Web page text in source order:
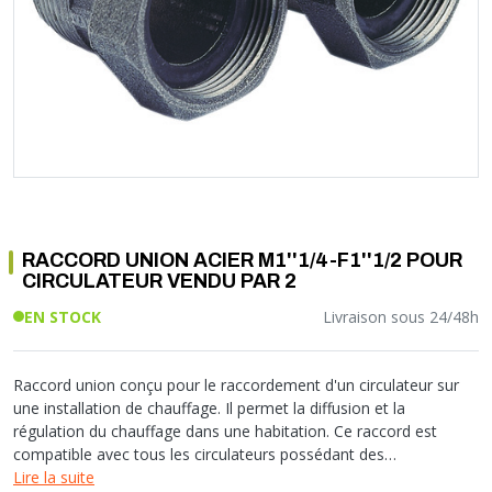
RACCORD PE (POLYÉTHYLÈNE)
RACCORD GALVA
RACCORD INOX
TUBE LAITON ET ECROU
ROBINET
FLEXIBLE
ETANCHÉITÉ RACCORDEMENT
FIXATION ET SUPPORT
RÉDUCTEUR DE PRESSION
COMPTEUR ET ACCESSOIRE
FILTRATION
Soupape différentielle
Température
Vase d'expansion
Vanne de Température
Vanne de zone
Vanne équilibrage
Vanne mélangeuse
SOLAIRE
PAC
CHAUDIÈRE
TUBAGE CHEMINÉE CHAUDIÈRE POÊLE
EQUIPEMENT INDUSTRIEL
COMMUNICATION
COLLIER ET FIXATION
CONNEXION
LAMPE ET TORCHE
PILES ET ACCUMULATEURS
BLOC DE SÉCURITÉ
SYSTÈMES DE SÉCURITÉ
VMC ET VENTILATION
TRAPPE CHATIÈRE ET HUBLOT
PLOMBERIE PER
VOTRE SOLUTION CHAUFFAGE
RACCORD UNION ACIER M1''1/4-F1''1/2 POUR
CIRCULATEUR VENDU PAR 2
EN STOCK Livraison sous 24/48h
Raccord union conçu pour le raccordement d'un circulateur sur
une installation de chauffage. Il permet la diffusion et la
régulation du chauffage dans une habitation. Ce raccord est
compatible avec tous les circulateurs possédant des
raccordements mâle 40/49.
Lire la suite